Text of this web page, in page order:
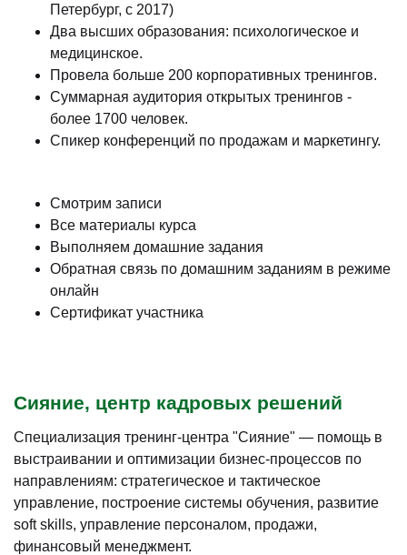
Петербург, с 2017)
Два высших образования: психологическое и
медицинское.
Провела больше 200 корпоративных тренингов.
Суммарная аудитория открытых тренингов -
более 1700 человек.
Спикер конференций по продажам и маркетингу.
Смотрим записи
Все материалы курса
Выполняем домашние задания
Обратная связь по домашним заданиям в режиме
онлайн
Сертификат участника
Сияние, центр кадровых решений
Специализация тренинг-центра "Сияние" — помощь в
выстраивании и оптимизации бизнес-процессов по
направлениям: стратегическое и тактическое
управление, построение системы обучения, развитие
soft skills, управление персоналом, продажи,
финансовый менеджмент.